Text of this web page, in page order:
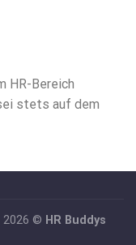
HR-Bereich
stets auf dem
2026 © HR Buddys